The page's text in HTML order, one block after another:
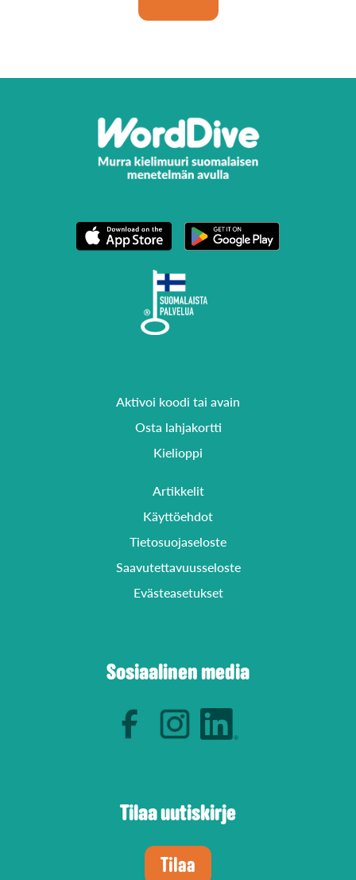
Aktivoi koodi tai avain
Osta lahjakortti
Kielioppi
Artikkelit
Käyttöehdot
Tietosuojaseloste
Saavutettavuusseloste
Evästeasetukset
Sosiaalinen media
Tilaa uutiskirje
Tilaa